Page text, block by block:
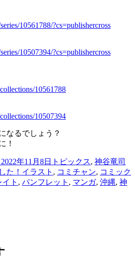
10561788/?cs=publishercross
10507394/?cs=publishercross
10561788
10507394
なるでしょう？
！
2022年11月8日 カ
テ
ゴ
トピックス, 神谷竜司
た！ タ
グ
イラスト , コミチャン, コミック
ト , パンフレット , マンガ, 沖縄, 神